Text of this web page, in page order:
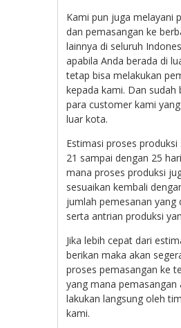
Kami pun juga melayani
dan pemasangan ke
lainnya di seluruh
apabila Anda berada di
tetap bisa melakukan
kepada kami. Dan sudah
para customer kami
luar kota.
Estimasi proses
21 sampai dengan 25
mana proses produksi
sesuaikan kembali
jumlah pemesanan yang
serta antrian produksi
Jika lebih cepat dari
berikan maka akan
proses pemasangan ke
yang mana pemasangan
lakukan langsung oleh
kami.